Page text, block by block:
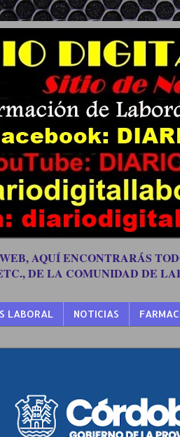
AQUÍ ENCONTRARÁS
DE LA COMUNIDAD DE
LABORAL NOTICIAS